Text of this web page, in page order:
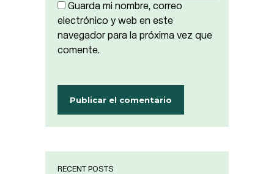
Guarda mi nombre, correo
electrónico y web en este
navegador para la próxima vez que
comente.
RECENT POSTS